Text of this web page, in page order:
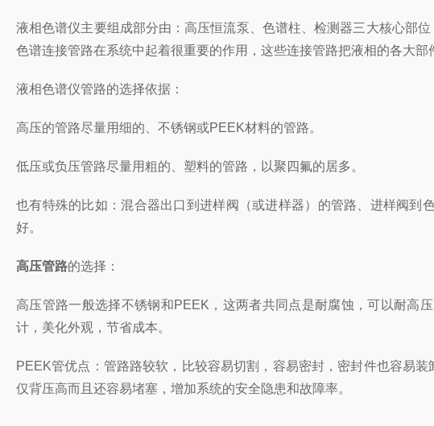
液相色谱仪主要组成部分由：高压恒流泵、色谱柱、检测器三大核心部位
色谱连接管路在系统中起着很重要的作用，这些连接管路把液相的各大
液相色谱仪管路的选择依据：
高压的管路尽量用细的、不锈钢或PEEK材料的管路。
低压或负压管路尽量用粗的、塑料的管路，以聚四氟的居多。
也有特殊的比如：混合器出口到进样阀（或进样器）的管路、进样阀到
好。
高压管路的选择：
高压管路一般选择不锈钢和PEEK，这两者共同点是耐腐蚀，可以耐高压
计，美化外观，节省成本。
PEEK管优点：管路路较软， 比较容易切割，容易密封，密封件也容易
仅背压高而且还容易堵塞，增加系统的安全隐患和故障率。